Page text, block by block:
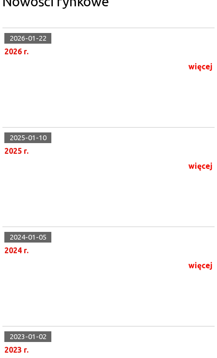
2026-01-22
2026 r.
więcej
2025-01-10
2025 r.
więcej
2024-01-05
2024 r.
więcej
2023-01-02
2023 r.